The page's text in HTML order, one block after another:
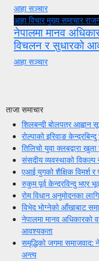
आहा सञ्चार
आहा विचारमुख्य समाचार
नेपालमा मानव
विचलन र सुधारको
आहा सञ्चार
ताजा समाचार
शिलबन्दी बोलपत्र आह्वान
रोल्पाको इरिवाङ
तिलिचो युवा क्लबद्वारा
संसदीय व्यवस्थाको विकल्प
एआई युगको शैक्षिक विमर्श र
रुकुम पूर्व केन्द्रविन्दु भएर
रोम विधान अनुमोदनका
विभेद भोग्नेको आँखाबाट
नेपालमा मानव अधिकारको
आवश्यकता
समृद्धिको जगमा समाजवाद:
अन्त्य